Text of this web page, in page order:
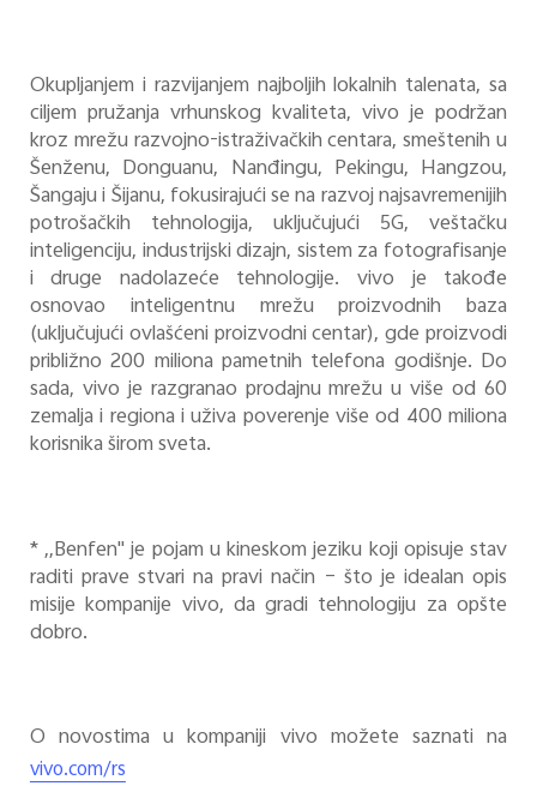
Okupljanjem i razvijanjem najboljih lokalnih talenata, sa
ciljem pružanja vrhunskog kvaliteta, vivo je podržan
kroz mrežu razvojno-istraživačkih centara, smeštenih u
Šenženu, Donguanu, Nanđingu, Pekingu, Hangzou,
Šangaju i Šijanu, fokusirajući se na razvoj najsavremenijih
potrošačkih tehnologija, uključujući 5G, veštačku
inteligenciju, industrijski dizajn, sistem za fotografisanje
i druge nadolazeće tehnologije. vivo je takođe
osnovao inteligentnu mrežu proizvodnih baza
(uključujući ovlašćeni proizvodni centar), gde proizvodi
približno 200 miliona pametnih telefona godišnje. Do
sada, vivo je razgranao prodajnu mrežu u više od 60
zemalja i regiona i uživa poverenje više od 400 miliona
korisnika širom sveta.
* ,,Benfen" je pojam u kineskom jeziku koji opisuje stav
raditi prave stvari na pravi način – što je idealan opis
misije kompanije vivo, da gradi tehnologiju za opšte
dobro.
O novostima u kompaniji vivo možete saznati na
vivo.com/rs